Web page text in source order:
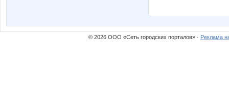
© 2026 ООО «Сеть городских порталов» · Реклама